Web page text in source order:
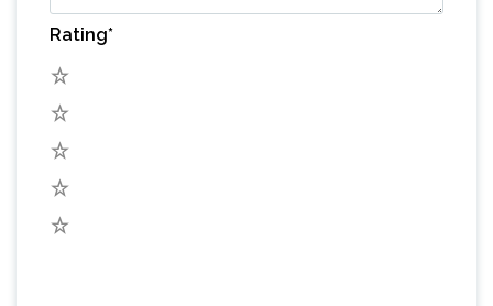
Rating*